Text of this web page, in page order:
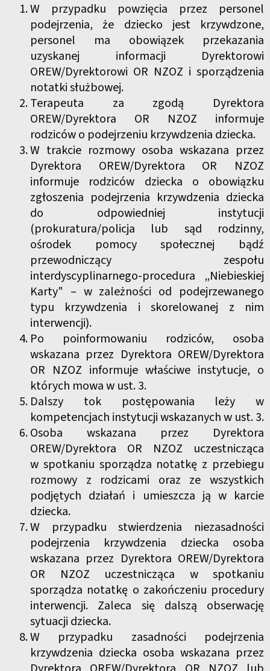
W przypadku powzięcia przez personel
podejrzenia, że dziecko jest krzywdzone,
personel ma obowiązek przekazania
uzyskanej informacji Dyrektorowi
OREW/Dyrektorowi OR NZOZ i sporządzenia
notatki służbowej.
Terapeuta za zgodą Dyrektora
OREW/Dyrektora OR NZOZ informuje
rodziców o podejrzeniu krzywdzenia dziecka.
W trakcie rozmowy osoba wskazana przez
Dyrektora OREW/Dyrektora OR NZOZ
informuje rodziców dziecka o obowiązku
zgłoszenia podejrzenia krzywdzenia dziecka
do odpowiedniej instytucji
(prokuratura/policja lub sąd rodzinny,
ośrodek pomocy społecznej bądź
przewodniczący zespołu
interdyscyplinarnego-procedura „Niebieskiej
Karty" – w zależności od podejrzewanego
typu krzywdzenia i skorelowanej z nim
interwencji).
Po poinformowaniu rodziców, osoba
wskazana przez Dyrektora OREW/Dyrektora
OR NZOZ informuje właściwe instytucje, o
których mowa w ust. 3.
Dalszy tok postępowania leży w
kompetencjach instytucji wskazanych w ust. 3.
Osoba wskazana przez Dyrektora
OREW/Dyrektora OR NZOZ uczestnicząca
w spotkaniu sporządza notatkę z przebiegu
rozmowy z rodzicami oraz ze wszystkich
podjętych działań i umieszcza ją w karcie
dziecka.
W przypadku stwierdzenia niezasadności
podejrzenia krzywdzenia dziecka osoba
wskazana przez Dyrektora OREW/Dyrektora
OR NZOZ uczestnicząca w spotkaniu
sporządza notatkę o zakończeniu procedury
interwencji. Zaleca się dalszą obserwację
sytuacji dziecka.
W przypadku zasadności podejrzenia
krzywdzenia dziecka osoba wskazana przez